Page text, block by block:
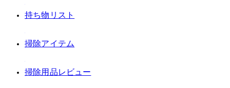
#持ち物リスト
#掃除アイテム
#掃除用品レビュー